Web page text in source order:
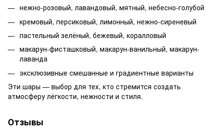
нежно-розовый, лавандовый, мятный, небесно-голубой
кремовый, персиковый, лимонный, нежно-сиреневый
пастельный зелёный, бежевый, коралловый
макарун-фисташковый, макарун-ванильный, макарун-
лаванда
эксклюзивные смешанные и градиентные варианты
Эти шары — выбор для тех, кто стремится создать
атмосферу лёгкости, нежности и стиля.
Отзывы